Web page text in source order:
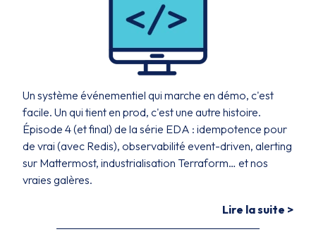
Un système événementiel qui marche en démo, c'est
facile. Un qui tient en prod, c'est une autre histoire.
Épisode 4 (et final) de la série EDA : idempotence pour
de vrai (avec Redis), observabilité event-driven, alerting
sur Mattermost, industrialisation Terraform… et nos
vraies galères.
Lire la suite >